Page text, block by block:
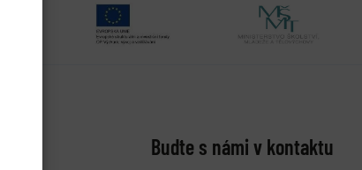
Buďte s námi v kontaktu